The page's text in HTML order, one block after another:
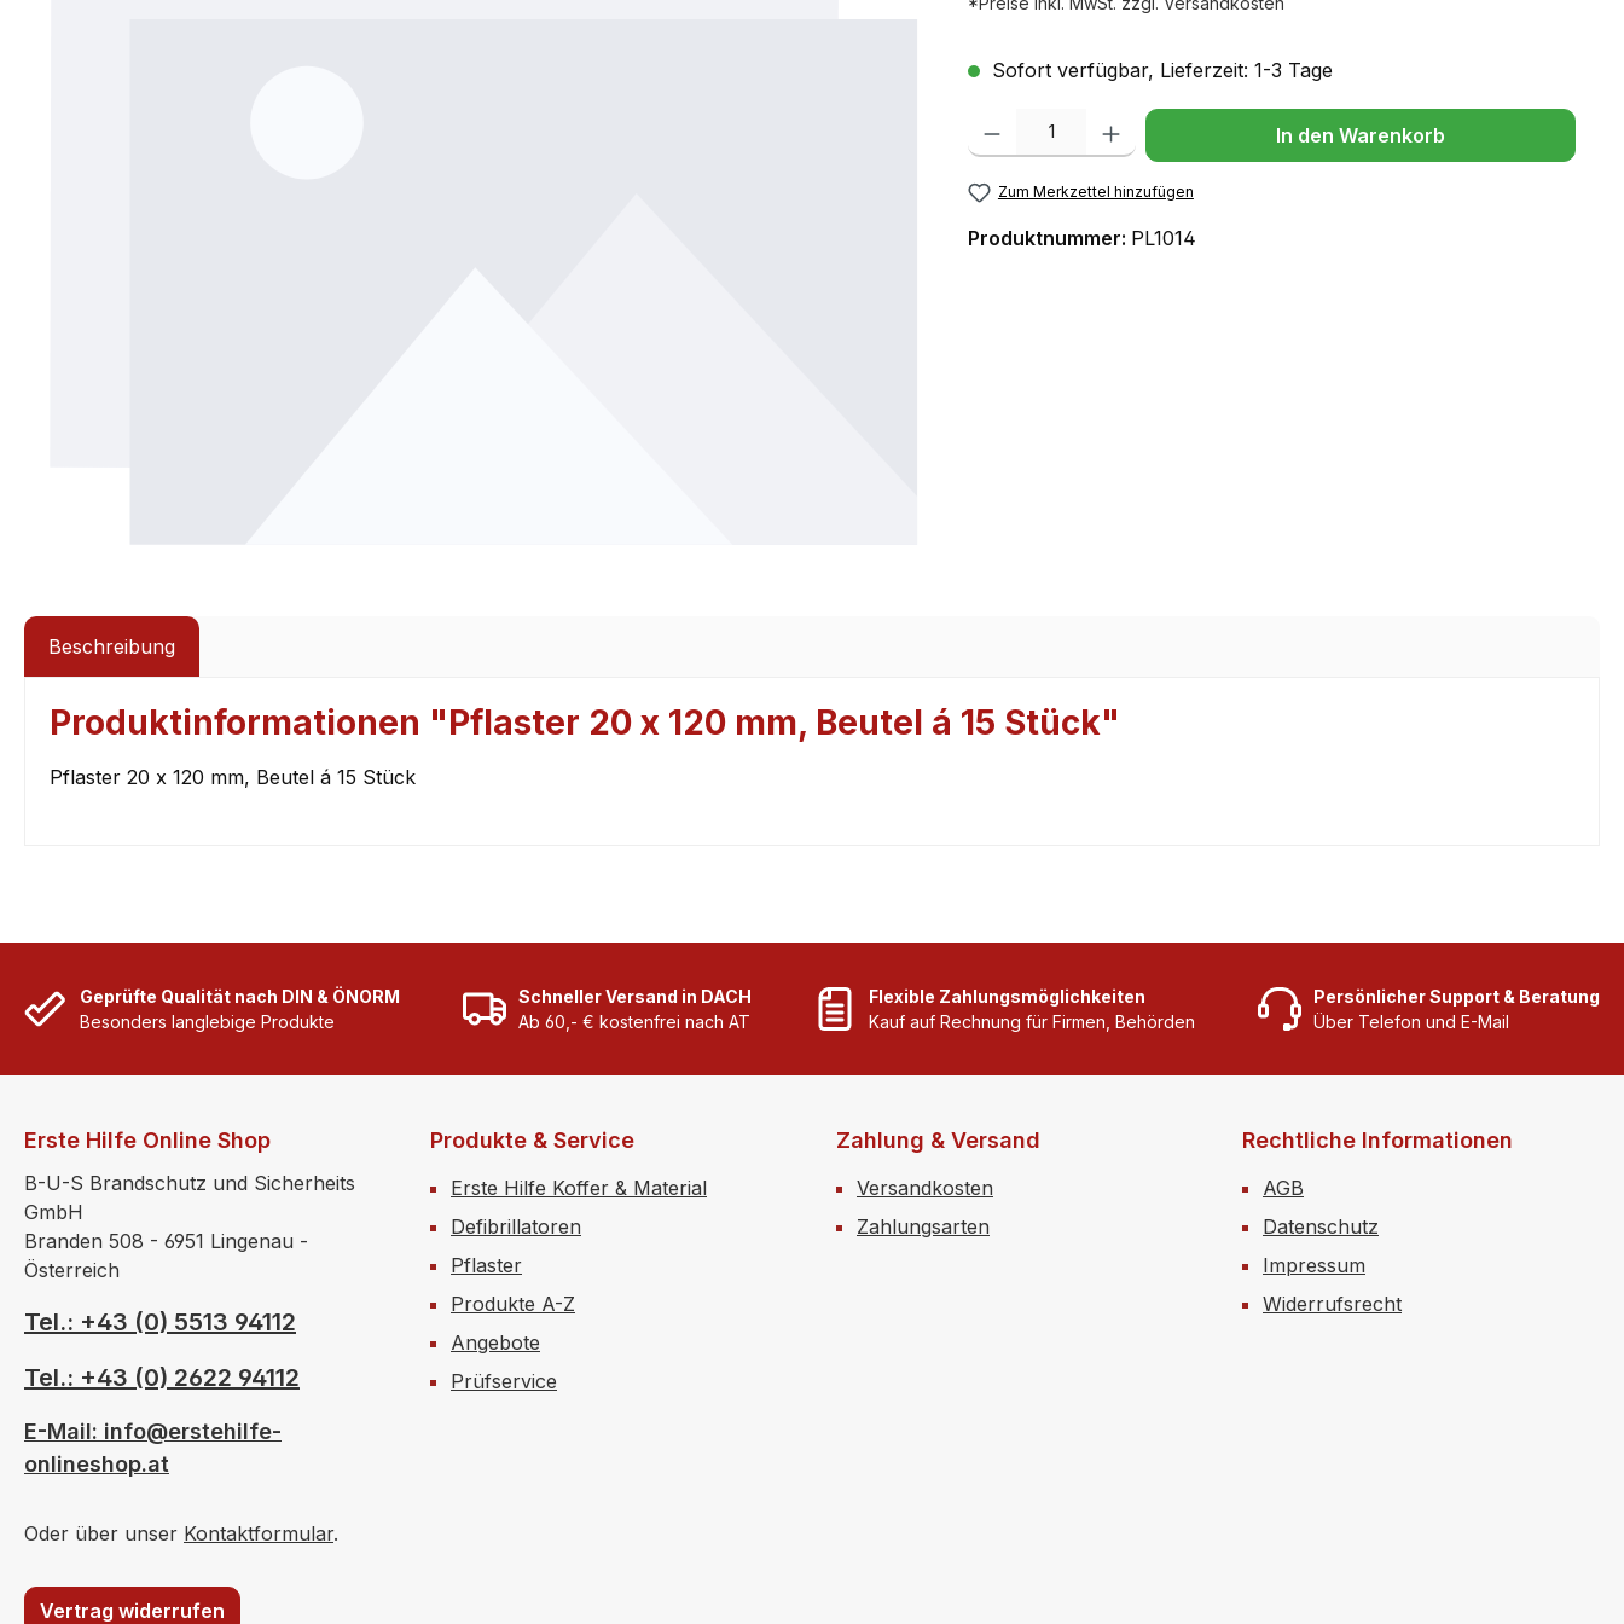
Sofort verfügbar, Lieferzeit: 1-3 Tage
Produkt Anzahl: Gib den gewünschten Wert ein oder benutze die Schaltflächen
In den Warenkorb
Zum Merkzettel hinzufügen
Produktnummer: PL1014
Beschreibung
Produktinformationen "Pflaster 20 x 120 mm, Beutel á 15 Stück"
Pflaster 20 x 120 mm, Beutel á 15 Stück
Geprüfte Qualität nach DIN & ÖNORM
Besonders langlebige Produkte
Schneller Versand in DACH
Ab 60,- € kostenfrei nach AT
Flexible Zahlungsmöglichkeiten
Kauf auf Rechnung für Firmen, Behörden
Persönlicher Support & Beratung
Über Telefon und E-Mail
Erste Hilfe Online Shop
B-U-S Brandschutz und Sicherheits
GmbH
Branden 508 - 6951 Lingenau -
Österreich
Tel.: +43 (0) 5513 94112
Tel.: +43 (0) 2622 94112
E-Mail: info@erstehilfe-
onlineshop.at
Oder über unser Kontaktformular.
Vertrag widerrufen
Produkte & Service
Erste Hilfe Koffer & Material
Defibrillatoren
Pflaster
Produkte A-Z
Angebote
Prüfservice
Zahlung & Versand
Versandkosten
Zahlungsarten
Rechtliche Informationen
AGB
Datenschutz
Impressum
Widerrufsrecht